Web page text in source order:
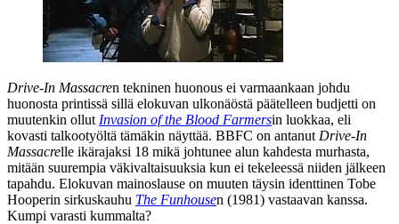
Drive‑In Massacren tekninen huonous ei varmaankaan johdu
huonosta printissä sillä elokuvan ulkonäöstä päätelleen budjetti on
muutenkin ollut Invasion of the Blood Farmersin luokkaa, eli
kovasti talkootyöltä tämäkin näyttää. BBFC on antanut Drive‑In
Massacrelle ikärajaksi 18 mikä johtunee alun kahdesta murhasta,
mitään suurempia väkivaltaisuuksia kun ei tekeleessä niiden jälkeen
tapahdu. Elokuvan mainoslause on muuten täysin identtinen Tobe
Hooperin sirkuskauhu The Funhousen (1981) vastaavan kanssa.
Kumpi varasti kummalta?